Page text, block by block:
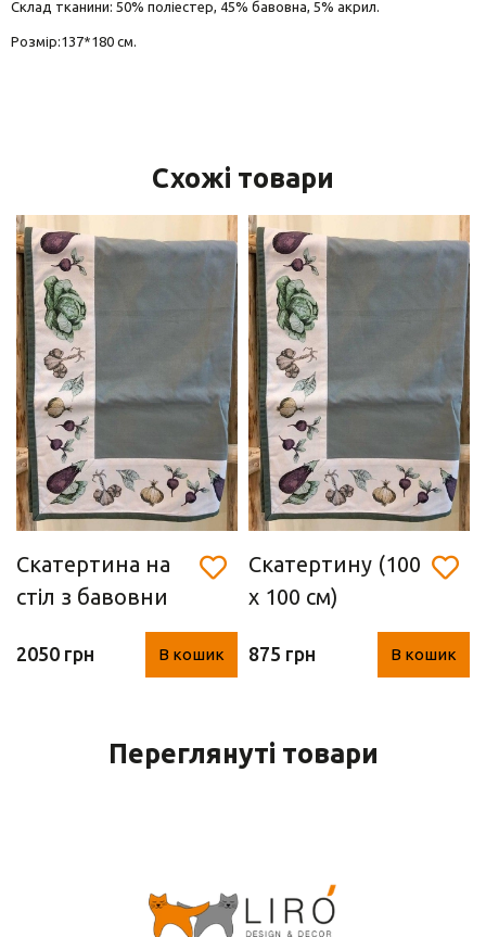
Склад тканини: 50% поліестер, 45% бавовна, 5% акрил.
Розмір:137*180 см.
Схожі товари
Скатертина на
стіл з бавовни
(130 х 180 см)
2050 грн В кошик
Скатертину (100
х 100 см)
875 грн В кошик
Переглянуті товари